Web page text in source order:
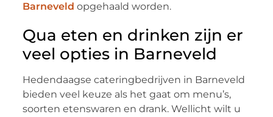
Barneveld opgehaald worden.
Qua eten en drinken zijn er
veel opties in Barneveld
Hedendaagse cateringbedrijven in Barneveld
bieden veel keuze als het gaat om menu’s,
soorten etenswaren en drank. Wellicht wilt u